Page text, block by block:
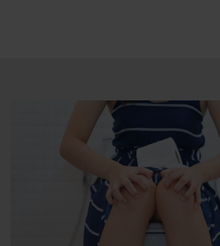
Direct door naar content